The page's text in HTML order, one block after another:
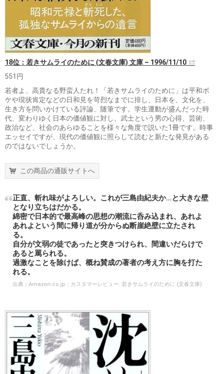
18位：若きサムライのために (文春文庫) 文庫 – 1996/11/10
551円
若者よ、高貴なる野蛮人たれ！「若きサムライのために」は平和ボ
ケや現状肯定などの日和見を苛烈なまでに排し、日本を、文化を、
生き方を問いかけている評論、随筆です。学生運動が盛んだった時
代、変わりゆく日本の価値観に対し、武士という男の心得、芸術、
政治など、社会のあらゆることを様々な角度で説いた1冊です。時事
エッセイですが、現代の価値観に照らして読むと新たな発見がある
のではないでしょうか。
この商品の通販サイトへ
正直、斬れ味がよろしい。これが三島由紀夫か…と大きな壁
となり立ちはだかる。
綿密で日本的で最高峰の思想の潮流に呑み込まれ、あれよ
あれよという間に帰り道が分からぬ断崖絶壁に立たされ
る。
自分が文弱の徒であったと突きつけられ、間違いだらけで
あると罵られる。
過激なことを除けば、概ね賛成の著者の考え方に胸を打た
れる。
出典： Amazon.co.jp：カスタマーレビュー: 若きサムライのために (文春文庫)